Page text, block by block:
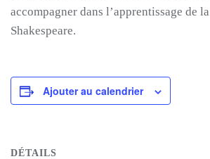
accompagner dans l’apprentissage de
Shakespeare.
Ajouter au calendrier
DÉTAILS